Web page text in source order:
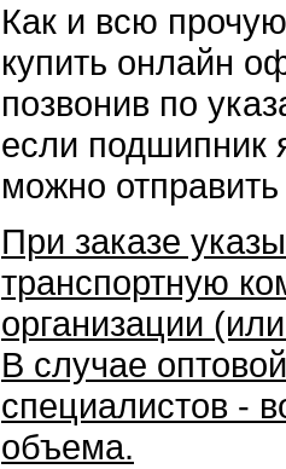
Как и всю
купить онлайн
позвонив по
если подшипник
можно
При заказе
транспортную
организации
В случае
специалистов -
объема.